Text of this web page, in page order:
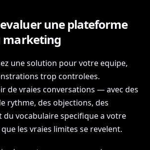
une plateforme
marketing
une solution pour votre equipe,
trop controlees.
de vraies conversations — avec des
rythme, des objections, des
vocabulaire specifique a votre
que les vraies limites se revelent.